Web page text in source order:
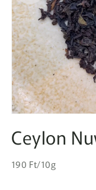
megnyitása
a
párbeszédpanelen
Ceylon
Normál
Egységár
190 Ft/10g